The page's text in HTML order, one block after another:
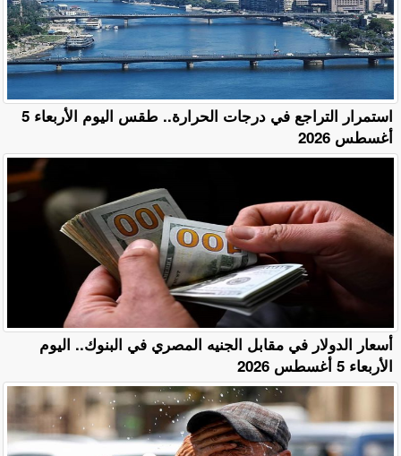
استمرار التراجع في درجات الحرارة.. طقس اليوم الأربعاء 5
أغسطس 2026
أسعار الدولار في مقابل الجنيه المصري في البنوك.. اليوم
الأربعاء 5 أغسطس 2026